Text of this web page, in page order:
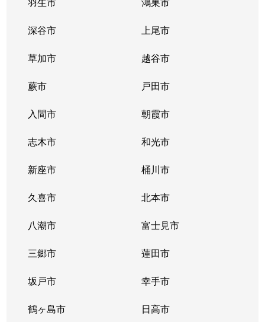
深谷市 上尾市
草加市 越谷市
蕨市 戸田市
入間市 朝霞市
志木市 和光市
新座市 桶川市
久喜市 北本市
八潮市 富士見市
三郷市 蓮田市
坂戸市 幸手市
鶴ヶ島市 日高市